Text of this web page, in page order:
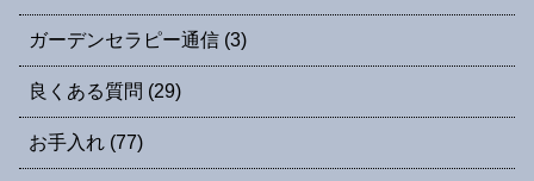
ガーデンセラピー通信 (3)
良くある質問 (29)
お手入れ (77)